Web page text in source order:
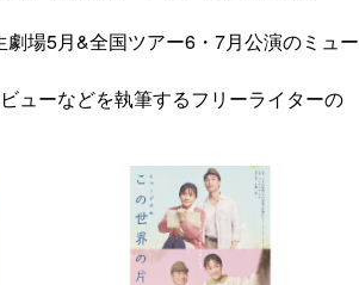
場5月&全国ツアー6・7月公演のミュー
ューなどを執筆するフリーライターの